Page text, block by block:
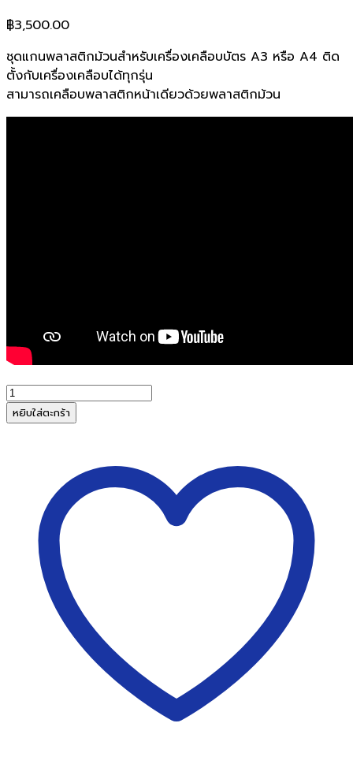
฿3,500.00
ชุดแกนพลาสติกม้วนสำหรับเครื่องเคลือบบัตร A3 หรือ A4 ติด
ตั้งกับเครื่องเคลือบได้ทุกรุ่น
สามารถเคลือบพลาสติกหน้าเดียวด้วยพลาสติกม้วน
จำนวน
ชุด
แกน
เคลือบ
หยิบใส่ตะกร้า